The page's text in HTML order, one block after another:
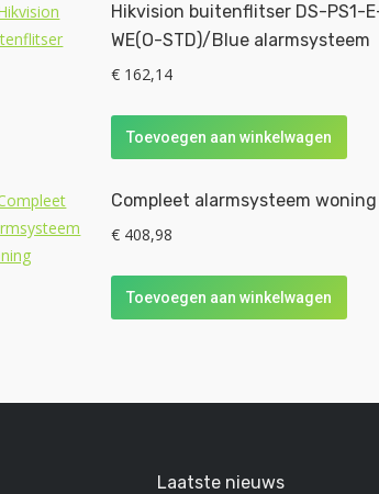
Hikvision buitenflitser DS-PS1-
WE(O-STD)/Blue alarmsysteem
€ 162,14
Toevoegen aan winkelwagen
Compleet alarmsysteem woning
€ 408,98
Toevoegen aan winkelwagen
Laatste nieuws